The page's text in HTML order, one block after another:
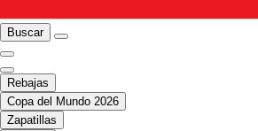
Buscar
Rebajas
Copa del Mundo 2026
Zapatillas